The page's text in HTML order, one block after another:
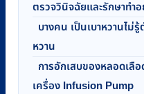
ตรวจวินิจฉัยและรักษาทำอ
บางคน เป็นเบาหวานไม่รู้
หวาน
การอักเสบของหลอดเลื
เครื่อง Infusion Pump